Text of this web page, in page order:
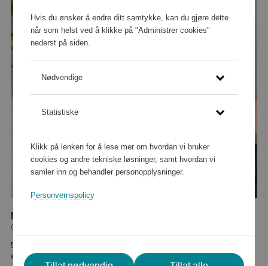
Massasje­pistol Compact Power
Champion
59 360 poeng
eller
742 kr
Hvis du ønsker å endre ditt samtykke, kan du gjøre dette
når som helst ved å klikke på "Administrer cookies"
nederst på siden.
Nødvendige
Statistiske
Klikk på lenken for å lese mer om hvordan vi bruker
cookies og andre tekniske løsninger, samt hvordan vi
samler inn og behandler personopplysninger.
Personvernspolicy